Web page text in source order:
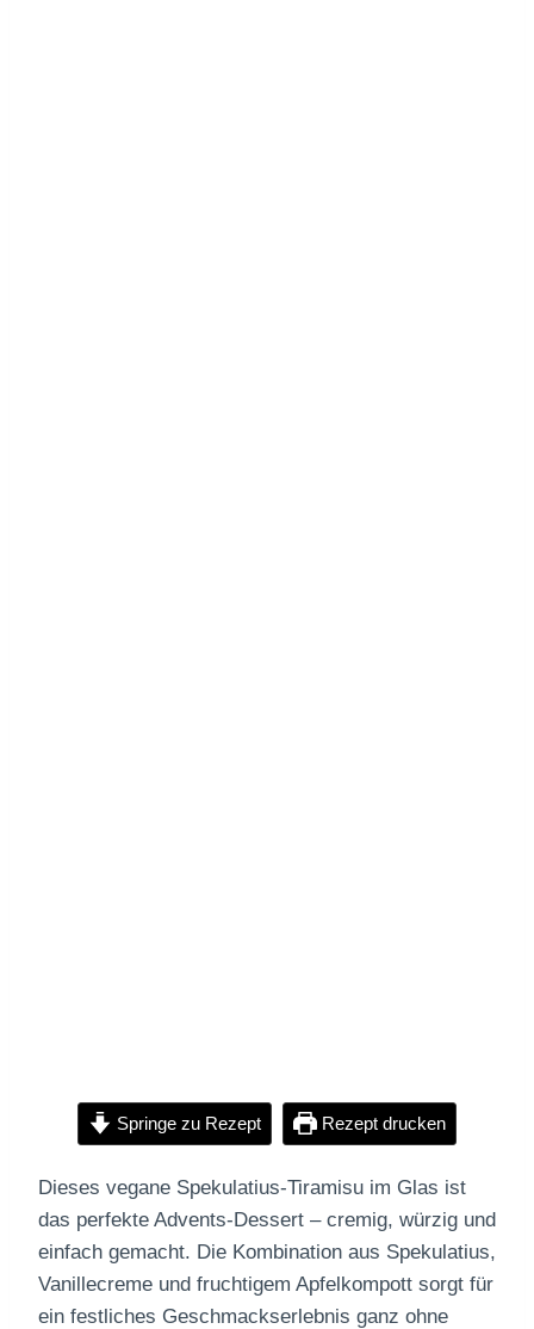
Springe zu Rezept Rezept drucken
Dieses vegane Spekulatius-Tiramisu im Glas ist
das perfekte Advents-Dessert – cremig, würzig und
einfach gemacht. Die Kombination aus Spekulatius,
Vanillecreme und fruchtigem Apfelkompott sorgt für
ein festliches Geschmackserlebnis ganz ohne